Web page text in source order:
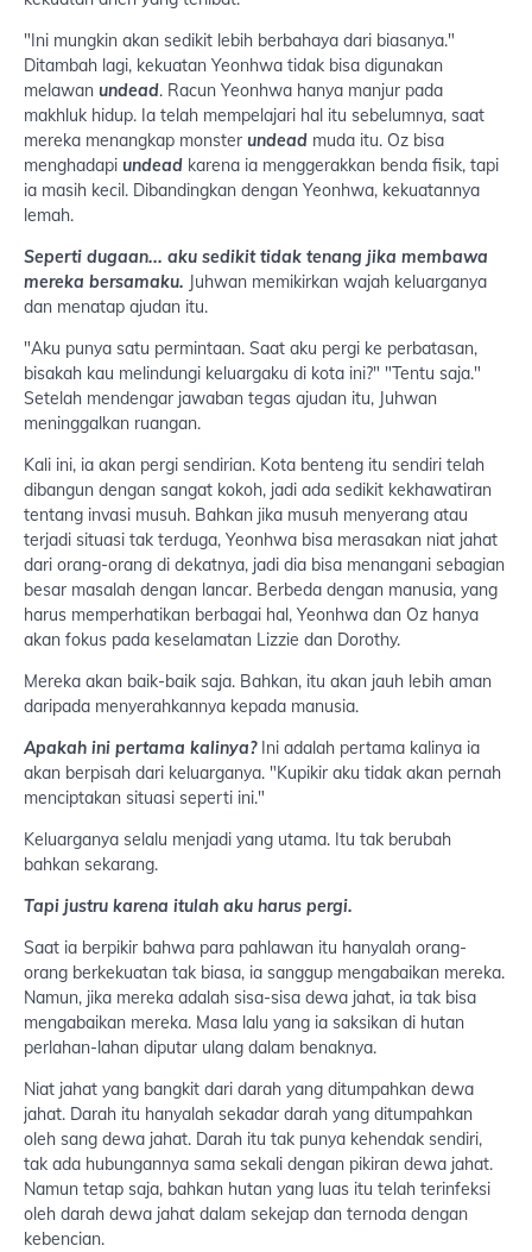
"Ini mungkin akan sedikit lebih berbahaya dari biasanya."
Ditambah lagi, kekuatan Yeonhwa tidak bisa digunakan
melawan undead. Racun Yeonhwa hanya manjur pada
makhluk hidup. Ia telah mempelajari hal itu sebelumnya, saat
mereka menangkap monster undead muda itu. Oz bisa
menghadapi undead karena ia menggerakkan benda fisik, tapi
ia masih kecil. Dibandingkan dengan Yeonhwa, kekuatannya
lemah.
Seperti dugaan... aku sedikit tidak tenang jika membawa
mereka bersamaku. Juhwan memikirkan wajah keluarganya
dan menatap ajudan itu.
"Aku punya satu permintaan. Saat aku pergi ke perbatasan,
bisakah kau melindungi keluargaku di kota ini?" "Tentu saja."
Setelah mendengar jawaban tegas ajudan itu, Juhwan
meninggalkan ruangan.
Kali ini, ia akan pergi sendirian. Kota benteng itu sendiri telah
dibangun dengan sangat kokoh, jadi ada sedikit kekhawatiran
tentang invasi musuh. Bahkan jika musuh menyerang atau
terjadi situasi tak terduga, Yeonhwa bisa merasakan niat jahat
dari orang-orang di dekatnya, jadi dia bisa menangani sebagian
besar masalah dengan lancar. Berbeda dengan manusia, yang
harus memperhatikan berbagai hal, Yeonhwa dan Oz hanya
akan fokus pada keselamatan Lizzie dan Dorothy.
Mereka akan baik-baik saja. Bahkan, itu akan jauh lebih aman
daripada menyerahkannya kepada manusia.
Apakah ini pertama kalinya?Ini adalah pertama kalinya ia
akan berpisah dari keluarganya. "Kupikir aku tidak akan pernah
menciptakan situasi seperti ini."
Keluarganya selalu menjadi yang utama. Itu tak berubah
bahkan sekarang.
Tapi justru karena itulah aku harus pergi.
Saat ia berpikir bahwa para pahlawan itu hanyalah orang-
orang berkekuatan tak biasa, ia sanggup mengabaikan mereka.
Namun, jika mereka adalah sisa-sisa dewa jahat, ia tak bisa
mengabaikan mereka. Masa lalu yang ia saksikan di hutan
perlahan-lahan diputar ulang dalam benaknya.
Niat jahat yang bangkit dari darah yang ditumpahkan dewa
jahat. Darah itu hanyalah sekadar darah yang ditumpahkan
oleh sang dewa jahat. Darah itu tak punya kehendak sendiri,
tak ada hubungannya sama sekali dengan pikiran dewa jahat.
Namun tetap saja, bahkan hutan yang luas itu telah terinfeksi
oleh darah dewa jahat dalam sekejap dan ternoda dengan
kebencian.